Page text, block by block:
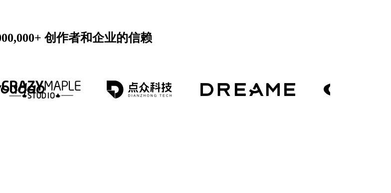
创作者和企业的信赖